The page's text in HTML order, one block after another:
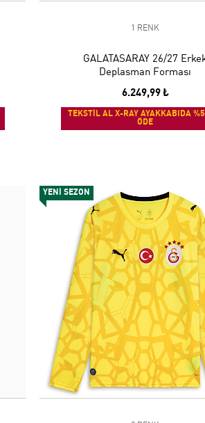
1 RENK
GALATASARAY 26/27
Deplasman Forması
6.249,99 ₺
TEKSTİL AL X-RAY AYAKKABIDA
ÖDE
YENİ SEZON